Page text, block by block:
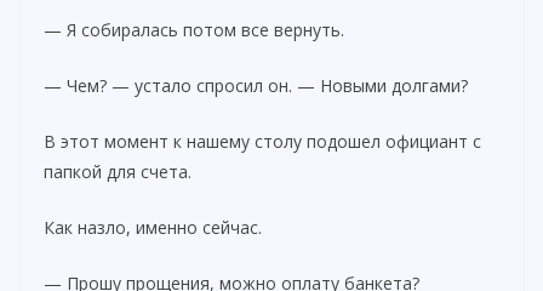
— Я собиралась потом все вернуть.
— Чем? — устало спросил он. — Новыми долгами?
В этот момент к нашему столу подошел официант с
папкой для счета.
Как назло, именно сейчас.
— Прошу прощения, можно оплату банкета?